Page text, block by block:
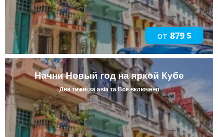
от 879 $
Начни Новый год на яркой Кубе
Два тижні за авіа та Все включено